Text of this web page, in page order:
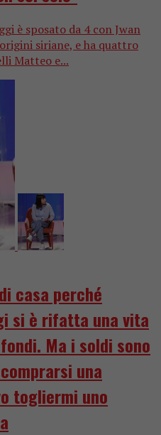
è sposato da 4 con Jwan
siriane, e ha quattro
Matteo e...
casa perché
si è rifatta una vita
Ma i soldi sono
una
togliermi uno